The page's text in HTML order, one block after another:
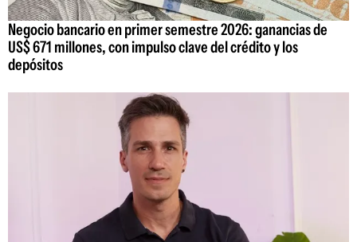
Negocio bancario en primer semestre 2026: ganancias de
US$ 671 millones, con impulso clave del crédito y los
depósitos